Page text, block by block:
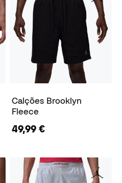
Calções Brooklyn
Fleece
49,99 €